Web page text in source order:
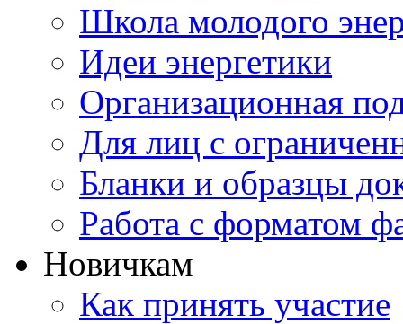
Школа молодого
Идеи энергетики
Организационная
Для лиц с
Бланки и образцы
Работа с форматом
Новичкам
Как принять участие